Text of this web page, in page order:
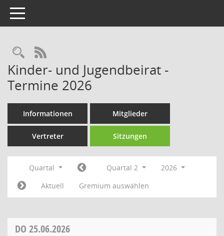
Toggle navigation
Rechercheauswahl
RSS-Feed
Kinder- und Jugendbeirat -
Termine 2026
Informationen Mitglieder
Vertreter Sitzungen
Quartal Quartal 2
2026
Aktuell
Gremium auswählen
DO 25.06.2026